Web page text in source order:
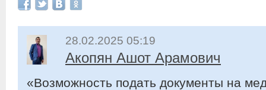
28.02.2025 05:19
Акопян Ашот Арамович
«Возможность подать документы на